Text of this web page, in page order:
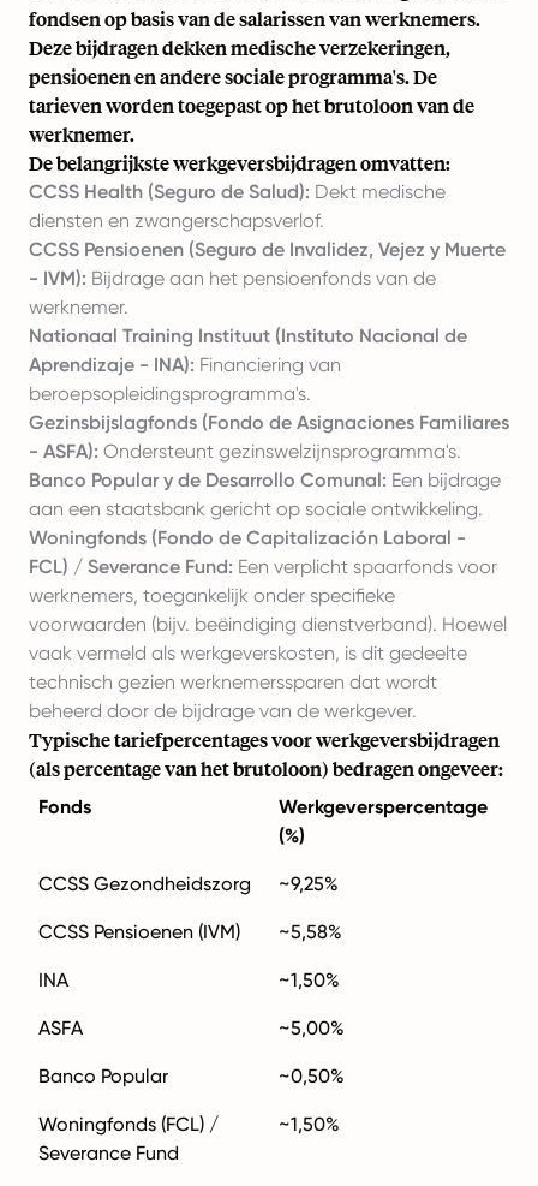
fondsen op basis van de salarissen van werknemers.
Deze bijdragen dekken medische verzekeringen,
pensioenen en andere sociale programma's. De
tarieven worden toegepast op het brutoloon van de
werknemer.
De belangrijkste werkgeversbijdragen omvatten:
CCSS Health (Seguro de Salud): Dekt medische
diensten en zwangerschapsverlof.
CCSS Pensioenen (Seguro de Invalidez, Vejez y Muerte
- IVM): Bijdrage aan het pensioenfonds van de
werknemer.
Nationaal Training Instituut (Instituto Nacional de
Aprendizaje - INA): Financiering van
beroepsopleidingsprogramma's.
Gezinsbijslagfonds (Fondo de Asignaciones Familiares
- ASFA): Ondersteunt gezinswelzijnsprogramma's.
Banco Popular y de Desarrollo Comunal: Een bijdrage
aan een staatsbank gericht op sociale ontwikkeling.
Woningfonds (Fondo de Capitalización Laboral -
FCL) / Severance Fund: Een verplicht spaarfonds voor
werknemers, toegankelijk onder specifieke
voorwaarden (bijv. beëindiging dienstverband). Hoewel
vaak vermeld als werkgeverskosten, is dit gedeelte
technisch gezien werknemerssparen dat wordt
beheerd door de bijdrage van de werkgever.
Typische tariefpercentages voor werkgeversbijdragen
(als percentage van het brutoloon) bedragen ongeveer:
Fonds
Werkgeverspercentage
(%)
CCSS Gezondheidszorg ~9,25%
CCSS Pensioenen (IVM) ~5,58%
INA ~1,50%
ASFA ~5,00%
Banco Popular ~0,50%
Woningfonds (FCL) /
Severance Fund
~1,50%